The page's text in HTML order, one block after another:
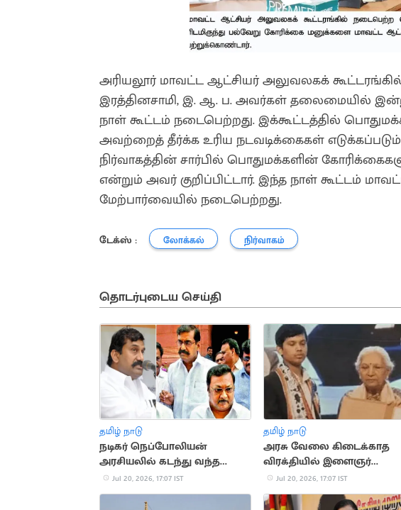
அரியலூர் மாவட்ட ஆட்சியர் அலுவலகக்
இரத்தினசாமி, இ. ஆ. ப. அவர்கள் தலைமையில் இன்று
நாள் கூட்டம் நடைபெற்றது. இக்கூட்டத்தில்
அவற்றைத் தீர்க்க உரிய நடவடிக்கைகள்
நிர்வாகத்தின் சார்பில் பொதுமக்களின்
என்றும் அவர் குறிப்பிட்டார். இந்த நாள் கூட்டம்
மேற்பார்வையில் நடைபெற்றது.
டேக்ஸ் : லோக்கல் நிர்வாகம்
தொடர்புடைய செய்தி
தமிழ் நாடு
நடிகர் நெப்போலியன்
அரசியலில் கடந்து வந்த
முக்கிய நிகழ்வுகள்
Jul 20, 2026, 17:07 IST
தமிழ் நாடு
அரசு வேலை கிடைக்காத
விரக்தியில் இளைஞர்
தற்கொலை
Jul 20, 2026, 17:07 IST